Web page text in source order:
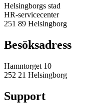
Helsingborgs stad
HR-servicecenter
251 89 Helsingborg
Besöksadress
Hamntorget 10
252 21 Helsingborg
Support